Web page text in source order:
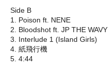
Side B
1. Poison ft. NENE
2. Bloodshot ft. JP THE WAVY
3. Interlude 1 (Island Girls)
4. 紙飛行機
5. 4:44